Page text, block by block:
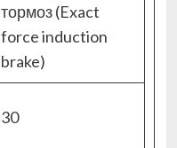
тормоз (Exact
force induction
brake)
30